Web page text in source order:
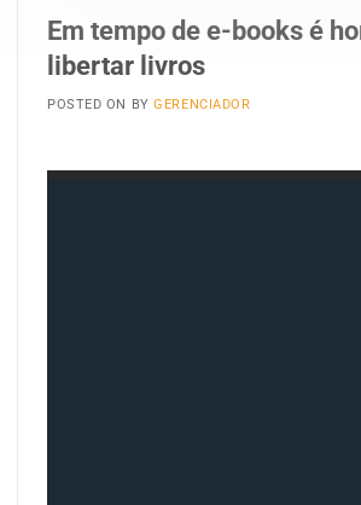
Em tempo de e-books é
libertar livros
POSTED ON BYGERENCIADOR